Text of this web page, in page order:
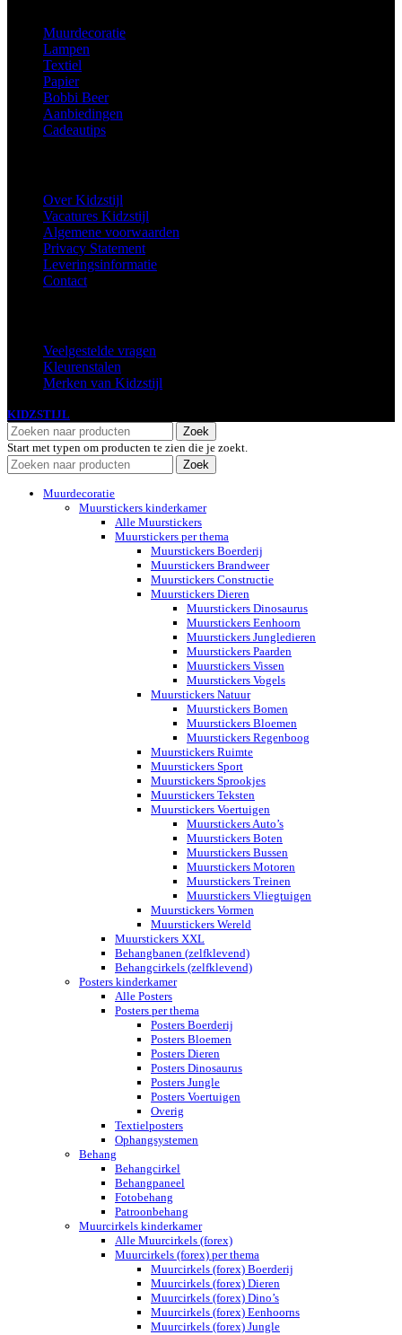
Muurdecoratie
Lampen
Textiel
Papier
Bobbi Beer
Aanbiedingen
Cadeautips
Over Kidzstijl
Vacatures Kidzstijl
Algemene voorwaarden
Privacy Statement
Leveringsinformatie
Contact
Veelgestelde vragen
Kleurenstalen
Merken van Kidzstijl
KIDZSTIJL
Zoek
Start met typen om producten te zien die je zoekt.
Zoek
Muurdecoratie
Muurstickers kinderkamer
Alle Muurstickers
Muurstickers per thema
Muurstickers Boerderij
Muurstickers Brandweer
Muurstickers Constructie
Muurstickers Dieren
Muurstickers Dinosaurus
Muurstickers Eenhoorn
Muurstickers Jungledieren
Muurstickers Paarden
Muurstickers Vissen
Muurstickers Vogels
Muurstickers Natuur
Muurstickers Bomen
Muurstickers Bloemen
Muurstickers Regenboog
Muurstickers Ruimte
Muurstickers Sport
Muurstickers Sprookjes
Muurstickers Teksten
Muurstickers Voertuigen
Muurstickers Auto’s
Muurstickers Boten
Muurstickers Bussen
Muurstickers Motoren
Muurstickers Treinen
Muurstickers Vliegtuigen
Muurstickers Vormen
Muurstickers Wereld
Muurstickers XXL
Behangbanen (zelfklevend)
Behangcirkels (zelfklevend)
Posters kinderkamer
Alle Posters
Posters per thema
Posters Boerderij
Posters Bloemen
Posters Dieren
Posters Dinosaurus
Posters Jungle
Posters Voertuigen
Overig
Textielposters
Ophangsystemen
Behang
Behangcirkel
Behangpaneel
Fotobehang
Patroonbehang
Muurcirkels kinderkamer
Alle Muurcirkels (forex)
Muurcirkels (forex) per thema
Muurcirkels (forex) Boerderij
Muurcirkels (forex) Dieren
Muurcirkels (forex) Dino’s
Muurcirkels (forex) Eenhoorns
Muurcirkels (forex) Jungle